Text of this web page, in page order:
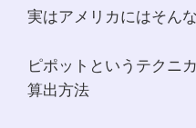
実はアメリカにはそん
ピポットというテクニ
算出方法